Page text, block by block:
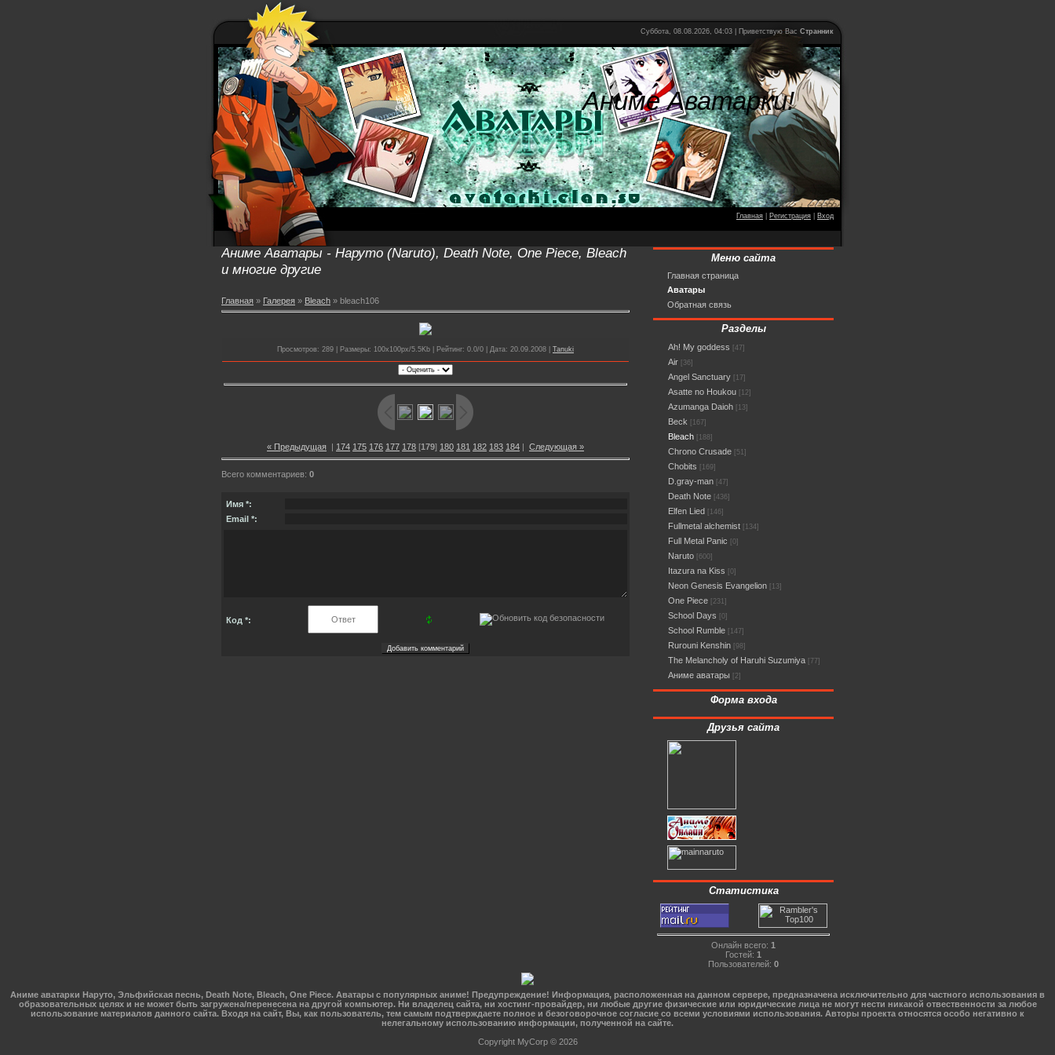
Суббота, 08.08.2026, 04:03 | Приветствую Вас Странник
Аниме Аватарки!
Главная Регистрация Вход
Аниме Аватары - Наруто (Naruto), Death Note, One Piece, Bleach
и многие другие
Главная » Галерея » Bleach » bleach106
Просмотров: 289 | Размеры: 100x100px/5.5Kb | Рейтинг: 0.0/0 | Дата: 20.09.2008 | Tanuki
« Предыдущая | 174 175 176 177 178 [179] 180 181 182 183 184 | Следующая »
Всего комментариев: 0
Имя *:
Email *:
Код *:
Меню сайта
Главная страница
Аватары
Обратная связь
Разделы
Ah! My goddess [47]
Air [36]
Angel Sanctuary [17]
Asatte no Houkou [12]
Azumanga Daioh [13]
Beck [167]
Bleach [188]
Chrono Crusade [51]
Chobits [169]
D.gray-man [47]
Death Note [436]
Elfen Lied [146]
Fullmetal alchemist [134]
Full Metal Panic [0]
Naruto [600]
Itazura na Kiss [0]
Neon Genesis Evangelion [13]
One Piece [231]
School Days [0]
School Rumble [147]
Rurouni Kenshin [98]
The Melancholy of Haruhi Suzumiya [77]
Аниме аватары [2]
Форма входа
Друзья сайта
Статистика
Онлайн всего: 1
Гостей: 1
Пользователей: 0
Аниме аватарки Наруто, Эльфийская песнь, Death Note, Bleach, One Piece. Аватары с популярных аниме! Предупреждение! Информация, расположенная на данном сервере, предназначена исключительно для частного использования в
образовательных целях и не может быть загружена/перенесена на другой компьютер. Ни владелец сайта, ни хостинг-провайдер, ни любые другие физические или юридические лица не могут нести никакой отвественности за любое
использование материалов данного сайта. Входя на сайт, Вы, как пользователь, тем самым подтверждаете полное и безоговорочное согласие со всеми условиями использования. Авторы проекта относятся особо негативно к
нелегальному использованию информации, полученной на сайте.
Copyright MyCorp © 2026